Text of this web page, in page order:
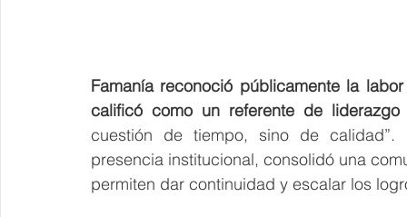
Famanía reconoció públicamente la
calificó como un referente de liderazgo
cuestión de tiempo, sino de
presencia institucional, consolidó una
permiten dar continuidad y escalar los